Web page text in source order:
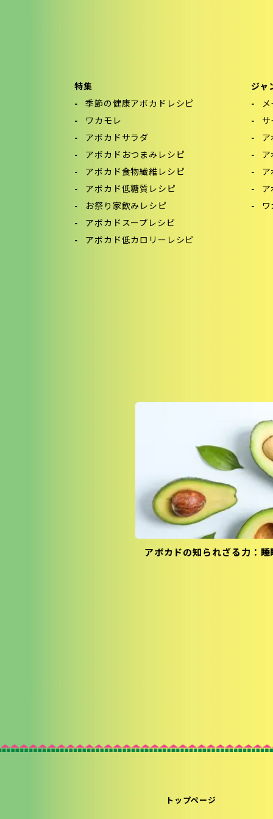
特集
季節の健康アボカドレシピ
ワカモレ
アボカドサラダ
アボカドおつまみレシピ
アボカド食物繊維レシピ
アボカド低糖質レシピ
お祭り家飲みレシピ
アボカドスープレシピ
アボカド低カロリーレシピ
ジャ
アボカドの知られざる力：
トップページ